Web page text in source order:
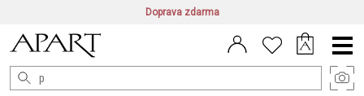
Doprava zdarma
CZ/CZK | EN/EUR PL/PLN
Main
Menu